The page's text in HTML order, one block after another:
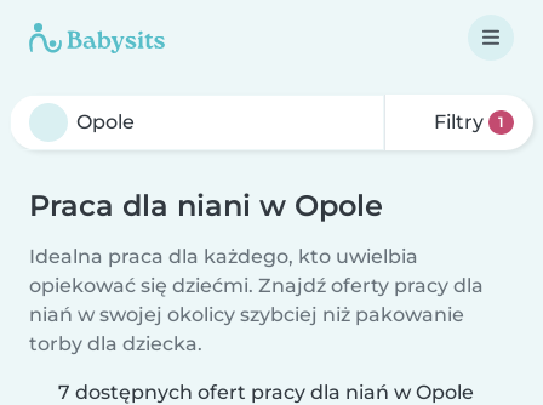
Filtry 1
Praca dla niani w Opole
Idealna praca dla każdego, kto uwielbia
opiekować się dziećmi. Znajdź oferty pracy dla
niań w swojej okolicy szybciej niż pakowanie
torby dla dziecka.
7 dostępnych ofert pracy dla niań w Opole